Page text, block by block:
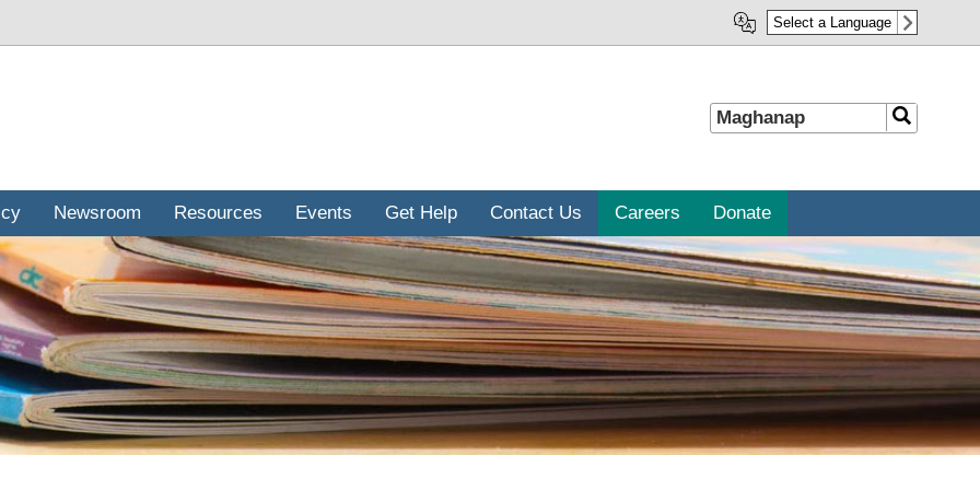
Select a Language
Maghanap Maghanap
Newsroom Resources Events Get Help Contact Us Careers Donate